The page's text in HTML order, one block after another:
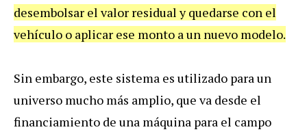
desembolsar el valor residual y quedarse con el
vehículo o aplicar ese monto aun nuevo modelo.
Sin embargo, este sistema es utilizado paraun
universo mucho más amplio, que va desde el
financiamiento de una máquina para el campo